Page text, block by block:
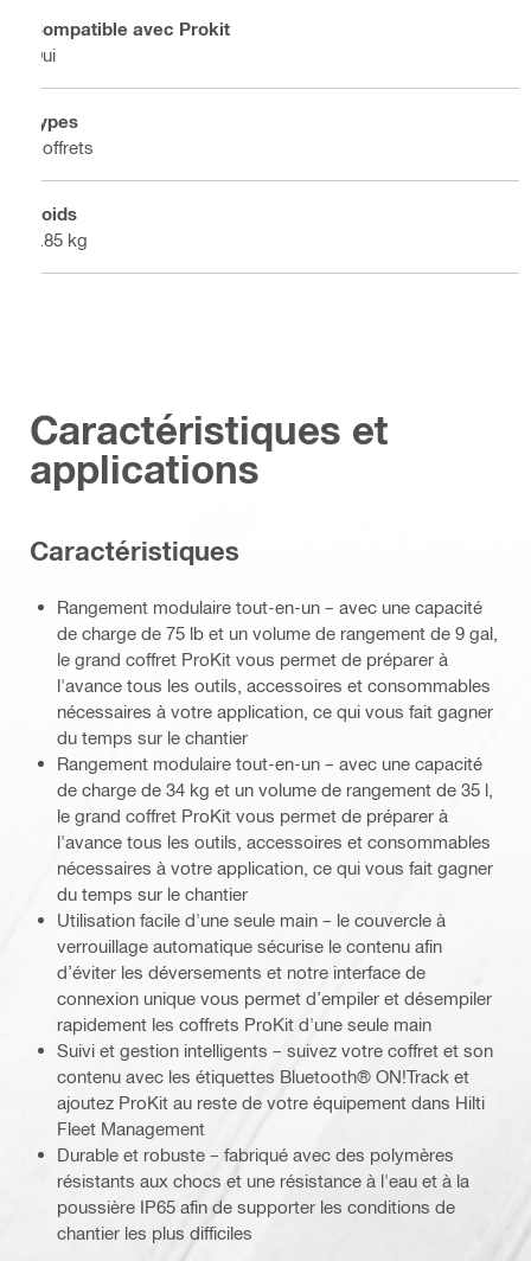
Compatible avec Prokit
Oui
Types
Coffrets
Poids
4.85 kg
Caractéristiques et
applications
Caractéristiques
Rangement modulaire tout-en-un – avec une capacité
de charge de 75 lb et un volume de rangement de 9 gal,
le grand coffret ProKit vous permet de préparer à
l'avance tous les outils, accessoires et consommables
nécessaires à votre application, ce qui vous fait gagner
du temps sur le chantier
Rangement modulaire tout-en-un – avec une capacité
de charge de 34 kg et un volume de rangement de 35 l,
le grand coffret ProKit vous permet de préparer à
l'avance tous les outils, accessoires et consommables
nécessaires à votre application, ce qui vous fait gagner
du temps sur le chantier
Utilisation facile d'une seule main – le couvercle à
verrouillage automatique sécurise le contenu afin
d’éviter les déversements et notre interface de
connexion unique vous permet d’empiler et désempiler
rapidement les coffrets ProKit d'une seule main
Suivi et gestion intelligents – suivez votre coffret et son
contenu avec les étiquettes Bluetooth® ON!Track et
ajoutez ProKit au reste de votre équipement dans Hilti
Fleet Management
Durable et robuste – fabriqué avec des polymères
résistants aux chocs et une résistance à l'eau et à la
poussière IP65 afin de supporter les conditions de
chantier les plus difficiles